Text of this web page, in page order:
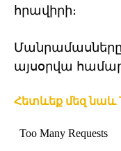
հրավիրի։
այսօրվա
Հետևեք մեզ նաև